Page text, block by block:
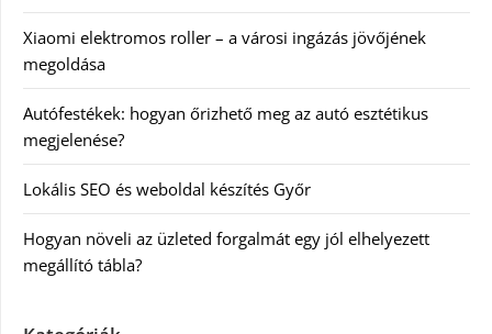
Xiaomi elektromos roller – a városi ingázás jövőjének
megoldása
Autófestékek: hogyan őrizhető meg az autó esztétikus
megjelenése?
Lokális SEO és weboldal készítés Győr
Hogyan növeli az üzleted forgalmát egy jól elhelyezett
megállító tábla?